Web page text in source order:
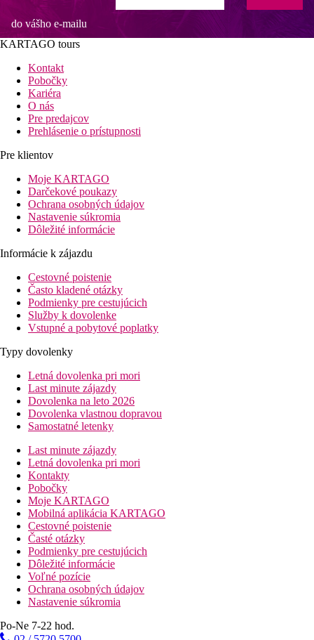
do vášho e-mailu
KARTAGO tours
Kontakt
Pobočky
Kariéra
O nás
Pre predajcov
Prehlásenie o prístupnosti
Pre klientov
Moje KARTAGO
Darčekové poukazy
Ochrana osobných údajov
Nastavenie súkromia
Dôležité informácie
Informácie k zájazdu
Cestovné poistenie
Často kladené otázky
Podmienky pre cestujúcich
Služby k dovolenke
Vstupné a pobytové poplatky
Typy dovolenky
Letná dovolenka pri mori
Last minute zájazdy
Dovolenka na leto 2026
Dovolenka vlastnou dopravou
Samostatné letenky
Last minute zájazdy
Letná dovolenka pri mori
Kontakty
Pobočky
Moje KARTAGO
Mobilná aplikácia KARTAGO
Cestovné poistenie
Časté otázky
Podmienky pre cestujúcich
Dôležité informácie
Voľné pozície
Ochrana osobných údajov
Nastavenie súkromia
Po-Ne 7-22 hod.